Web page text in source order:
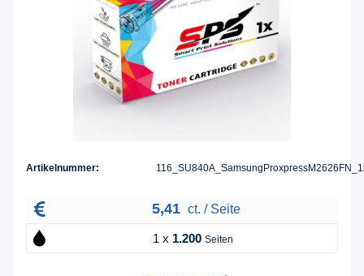
Artikelnummer:
5,41 ct. / Seite
1 x 1.200 Seiten